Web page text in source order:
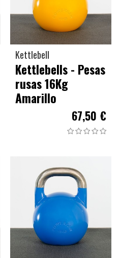
Kettlebell
Kettlebells - Pesas
rusas 16Kg
Amarillo
67,50 €